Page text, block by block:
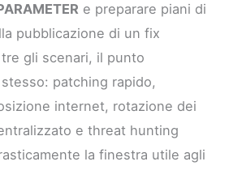
e preparare piani di
pubblicazione di un fix
gli scenari, il punto
patching rapido,
internet, rotazione dei
e threat hunting
la finestra utile agli